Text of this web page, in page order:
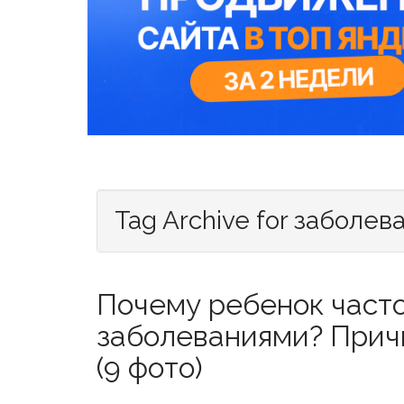
Tag Archive for
Почему ребенок
заболеваниями?
(9 фото)